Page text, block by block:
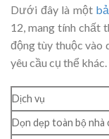
Dưới đây là một
12, mang tính chất
động tùy thuộc vào
yêu cầu cụ thể
Dịch vụ
Dọn dẹp toàn bộ nhà